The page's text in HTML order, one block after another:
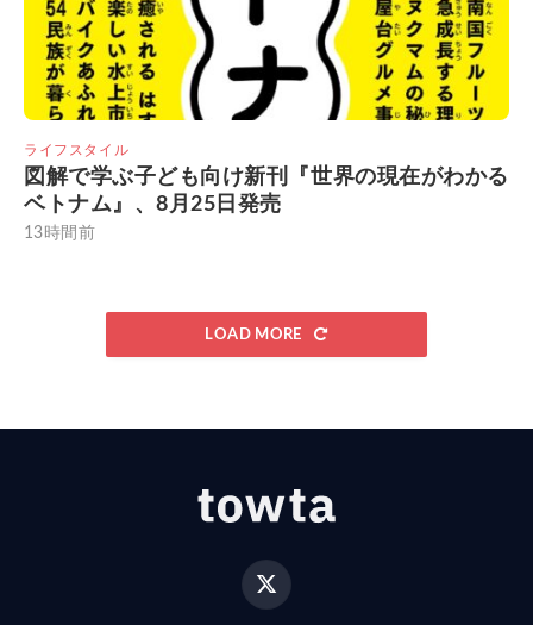
ライフスタイル
図解で学ぶ子ども向け新刊『世界の現在がわかる
ベトナム』、8月25日発売
13時間前
LOAD MORE
X
(Twitter)